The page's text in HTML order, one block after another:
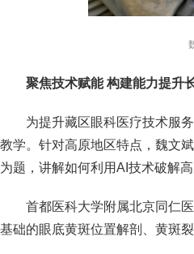
聚焦技术赋能 构建能力提升
为提升藏区眼科医疗技术服
教学。针对高原地区特点，魏文
为题，讲解如何利用AI技术破解
首都医科大学附属北京同仁
基础的眼底黄斑位置解剖、黄斑